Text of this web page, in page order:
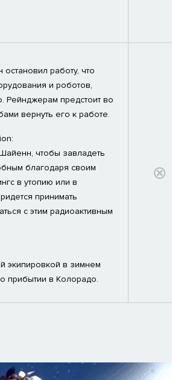
работу, что
и роботов,
Рейнджерам предстоит во
вернуть его к работе.
чтобы завладеть
благодаря своим
в утопию или в
принимать
с этим радиоактивным
экипировкой в зимнем
прибытии в Колорадо.